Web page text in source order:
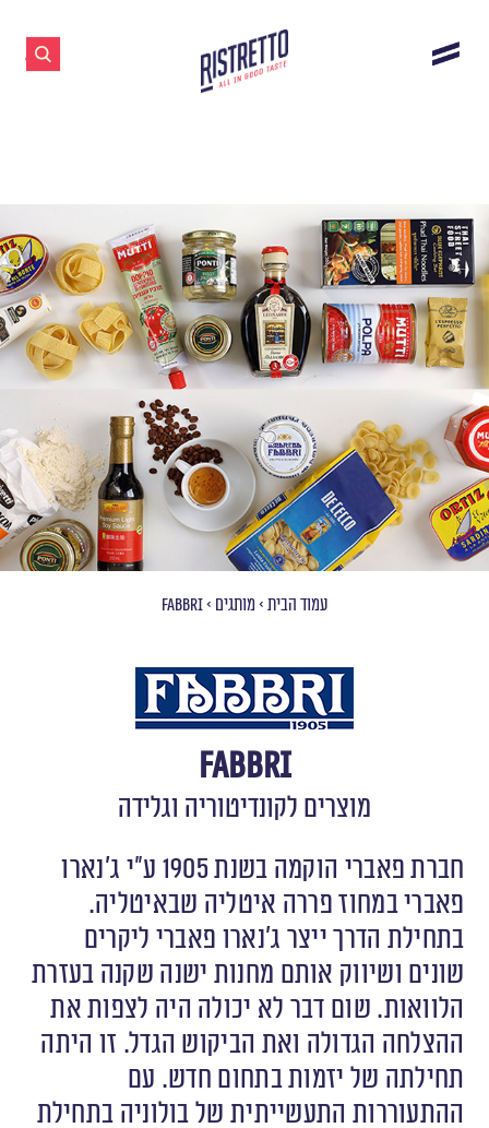
עמוד הבית >מותגים >
Fabbri
Fabbri
מוצרים לקונדיטוריה וגלידה
חברת פאברי הוקמה בשנת 1905 ע”י ג’נארו
פאברי במחוז פררה איטליה שבאיטליה.
בתחילת הדרך ייצר ג’נארו פאברי ליקרים
שונים ושיווק אותם מחנות ישנה שקנה בעזרת
הלוואות. שום דבר לא יכולה היה לצפות את
ההצלחה הגדולה ואת הביקוש הגדל. זו היתה
תחילתה של יזמות בתחום חדש. עם
ההתעוררות התעשייתית של בולוניה בתחילת